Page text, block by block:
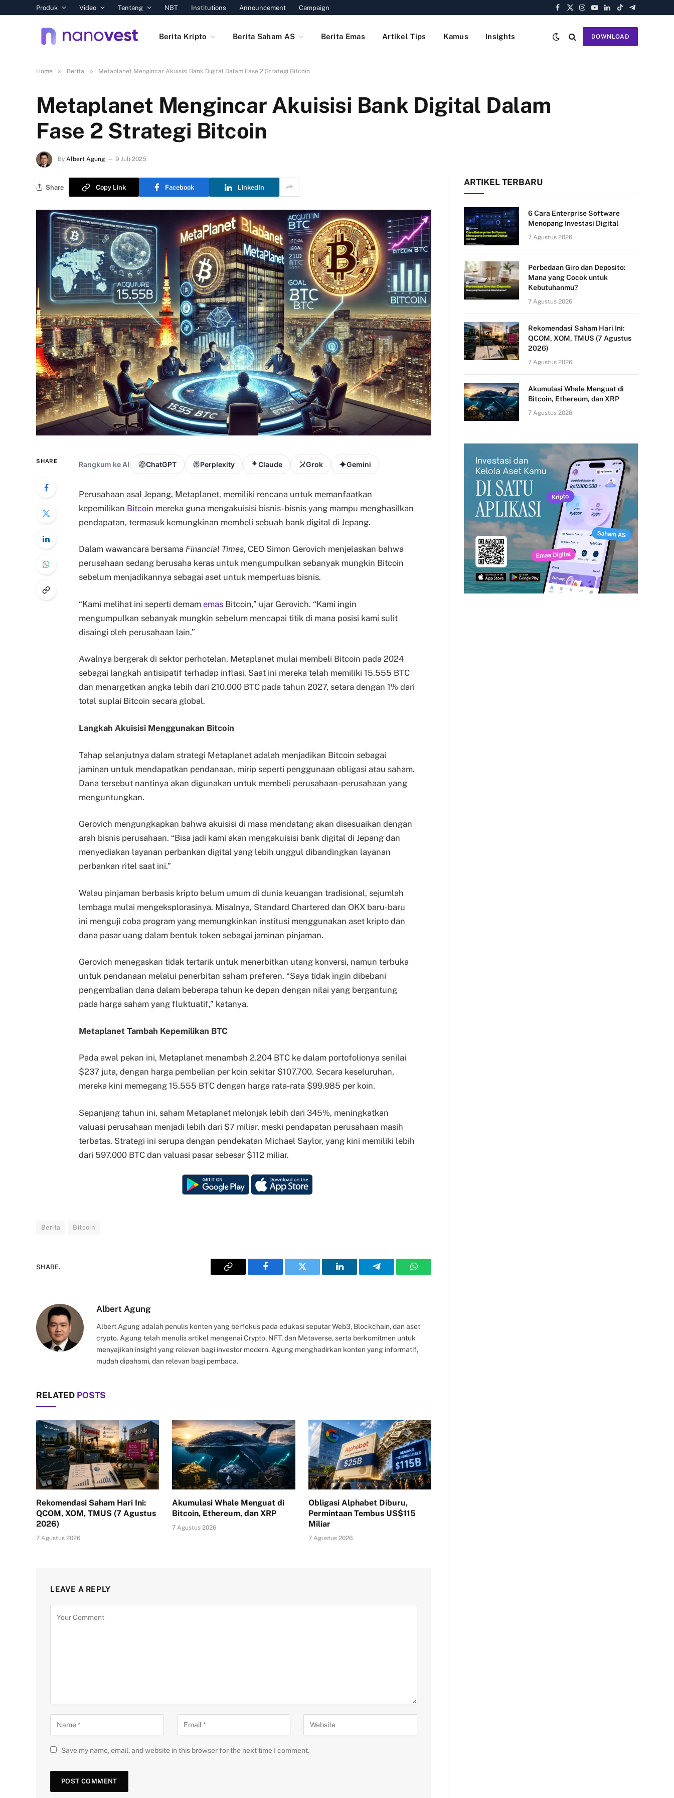
Produk Video Tentang NBT Institutions Announcement Campaign
Facebook
X
Instagram
YouTube
LinkedIn
TikTokTelegram
Berita Kripto Berita Saham AS Berita Emas Artikel Tips Kamus Insights DOWNLOAD
Home » Berita » Metaplanet Mengincar Akuisisi Bank Digital Dalam Fase 2 Strategi Bitcoin
Metaplanet Mengincar Akuisisi Bank Digital Dalam
Fase 2 Strategi Bitcoin
By Albert Agung 9 Juli 2025
Share Copy Link Facebook LinkedIn
SHARE Rangkum ke AI ChatGPT Perplexity Claude Grok Gemini
Perusahaan asal Jepang, Metaplanet, memiliki rencana untuk memanfaatkan
kepemilikan Bitcoin mereka guna mengakuisisi bisnis-bisnis yang mampu menghasilkan
pendapatan, termasuk kemungkinan membeli sebuah bank digital di Jepang.
Dalam wawancara bersama Financial Times, CEO Simon Gerovich menjelaskan bahwa
perusahaan sedang berusaha keras untuk mengumpulkan sebanyak mungkin Bitcoin
sebelum menjadikannya sebagai aset untuk memperluas bisnis.
“Kami melihat ini seperti demam emas Bitcoin,” ujar Gerovich. “Kami ingin
mengumpulkan sebanyak mungkin sebelum mencapai titik di mana posisi kami sulit
disaingi oleh perusahaan lain.”
Awalnya bergerak di sektor perhotelan, Metaplanet mulai membeli Bitcoin pada 2024
sebagai langkah antisipatif terhadap inflasi. Saat ini mereka telah memiliki 15.555 BTC
dan menargetkan angka lebih dari 210.000 BTC pada tahun 2027, setara dengan 1% dari
total suplai Bitcoin secara global.
Langkah Akuisisi Menggunakan Bitcoin
Tahap selanjutnya dalam strategi Metaplanet adalah menjadikan Bitcoin sebagai
jaminan untuk mendapatkan pendanaan, mirip seperti penggunaan obligasi atau saham.
Dana tersebut nantinya akan digunakan untuk membeli perusahaan-perusahaan yang
menguntungkan.
Gerovich mengungkapkan bahwa akuisisi di masa mendatang akan disesuaikan dengan
arah bisnis perusahaan. “Bisa jadi kami akan mengakuisisi bank digital di Jepang dan
menyediakan layanan perbankan digital yang lebih unggul dibandingkan layanan
perbankan ritel saat ini.”
Walau pinjaman berbasis kripto belum umum di dunia keuangan tradisional, sejumlah
lembaga mulai mengeksplorasinya. Misalnya, Standard Chartered dan OKX baru-baru
ini menguji coba program yang memungkinkan institusi menggunakan aset kripto dan
dana pasar uang dalam bentuk token sebagai jaminan pinjaman.
Gerovich menegaskan tidak tertarik untuk menerbitkan utang konversi, namun terbuka
untuk pendanaan melalui penerbitan saham preferen. “Saya tidak ingin dibebani
pengembalian dana dalam beberapa tahun ke depan dengan nilai yang bergantung
pada harga saham yang fluktuatif,” katanya.
Metaplanet Tambah Kepemilikan BTC
Pada awal pekan ini, Metaplanet menambah 2.204 BTC ke dalam portofolionya senilai
$237 juta, dengan harga pembelian per koin sekitar $107.700. Secara keseluruhan,
mereka kini memegang 15.555 BTC dengan harga rata-rata $99.985 per koin.
Sepanjang tahun ini, saham Metaplanet melonjak lebih dari 345%, meningkatkan
valuasi perusahaan menjadi lebih dari $7 miliar, meski pendapatan perusahaan masih
terbatas. Strategi ini serupa dengan pendekatan Michael Saylor, yang kini memiliki lebih
dari 597.000 BTC dan valuasi pasar sebesar $112 miliar.
Berita Bitcoin
SHARE.
Copy
Facebook Twitter LinkedIn Telegram WhatsApp
Albert Agung
Albert Agung adalah penulis konten yang berfokus pada edukasi seputar Web3, Blockchain, dan aset
crypto. Agung telah menulis artikel mengenai Crypto, NFT, dan Metaverse, serta berkomitmen untuk
menyajikan insight yang relevan bagi investor modern. Agung menghadirkan konten yang informatif,
mudah dipahami, dan relevan bagi pembaca.
RELATED POSTS
Rekomendasi Saham Hari Ini:
QCOM, XOM, TMUS (7 Agustus
2026)
7 Agustus 2026
Akumulasi Whale Menguat di
Bitcoin, Ethereum, dan XRP
7 Agustus 2026
Obligasi Alphabet Diburu,
Permintaan Tembus US$115
Miliar
7 Agustus 2026
LEAVE A REPLY
Save my name, email, and website in this browser for the next time I comment.
ARTIKEL TERBARU
6 Cara Enterprise Software
Menopang Investasi Digital
7 Agustus 2026
Perbedaan Giro dan Deposito:
Mana yang Cocok untuk
Kebutuhanmu?
7 Agustus 2026
Rekomendasi Saham Hari Ini:
QCOM, XOM, TMUS (7 Agustus
2026)
7 Agustus 2026
Akumulasi Whale Menguat di
Bitcoin, Ethereum, dan XRP
7 Agustus 2026